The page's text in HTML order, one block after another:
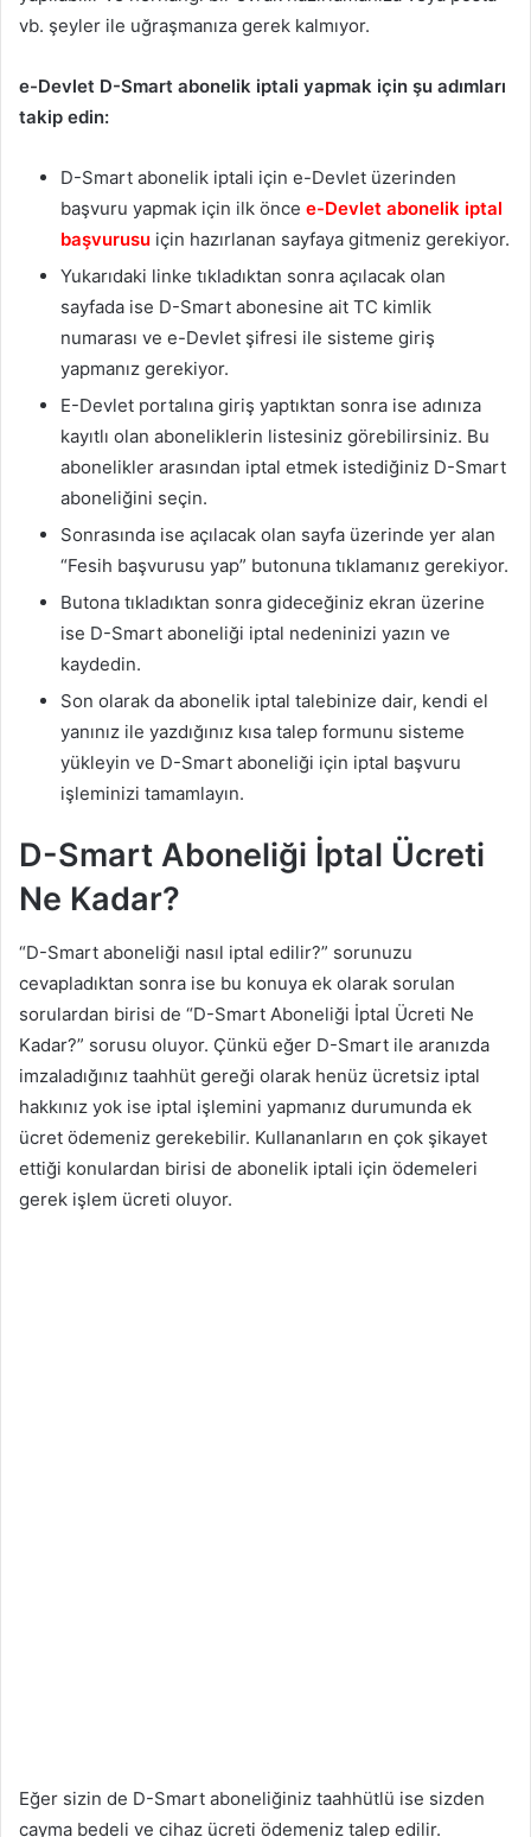
vb. şeyler ile uğraşmanıza gerek kalmıyor.
e-Devlet D-Smart abonelik iptali yapmak için şu adımları
takip edin:
D-Smart abonelik iptali için e-Devlet üzerinden
başvuru yapmak için ilk önce e-Devlet abonelik iptal
başvurusu için hazırlanan sayfaya gitmeniz gerekiyor.
Yukarıdaki linke tıkladıktan sonra açılacak olan
sayfada ise D-Smart abonesine ait TC kimlik
numarası ve e-Devlet şifresi ile sisteme giriş
yapmanız gerekiyor.
E-Devlet portalına giriş yaptıktan sonra ise adınıza
kayıtlı olan aboneliklerin listesiniz görebilirsiniz. Bu
abonelikler arasından iptal etmek istediğiniz D-Smart
aboneliğini seçin.
Sonrasında ise açılacak olan sayfa üzerinde yer alan
“Fesih başvurusu yap” butonuna tıklamanız gerekiyor.
Butona tıkladıktan sonra gideceğiniz ekran üzerine
ise D-Smart aboneliği iptal nedeninizi yazın ve
kaydedin.
Son olarak da abonelik iptal talebinize dair, kendi el
yanınız ile yazdığınız kısa talep formunu sisteme
yükleyin ve D-Smart aboneliği için iptal başvuru
işleminizi tamamlayın.
D-Smart Aboneliği İptal Ücreti
Ne Kadar?
“D-Smart aboneliği nasıl iptal edilir?” sorunuzu
cevapladıktan sonra ise bu konuya ek olarak sorulan
sorulardan birisi de “D-Smart Aboneliği İptal Ücreti Ne
Kadar?” sorusu oluyor. Çünkü eğer D-Smart ile aranızda
imzaladığınız taahhüt gereği olarak henüz ücretsiz iptal
hakkınız yok ise iptal işlemini yapmanız durumunda ek
ücret ödemeniz gerekebilir. Kullananların en çok şikayet
ettiği konulardan birisi de abonelik iptali için ödemeleri
gerek işlem ücreti oluyor.
Eğer sizin de D-Smart aboneliğiniz taahhütlü ise sizden
cayma bedeli ve cihaz ücreti ödemeniz talep edilir.